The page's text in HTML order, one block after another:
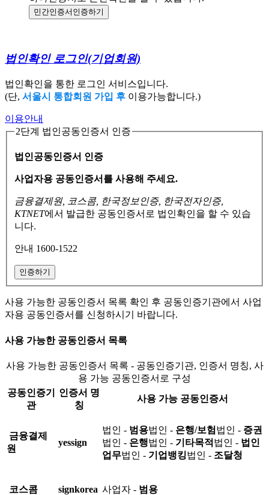
민간인증서 인증하기
법인확인 로그인(기업회원)
법인확인을 통한 로그인 서비스입니다.
(단, 서울시 통합회원 가입 후 이용가능합니다.)
이용안내
2단계 법인공동인증서 인증
법인공동인증서 인증
사업자용 공동인증서를 사용해 주세요.
금융결제원, 코스콤, 한국정보인증, 한국전자인증,
KTNET에서 발급한 공동인증서로 법인확인을 할 수 있습
니다.
안내 1600-1522
인증하기
사용 가능한 공동인증서 목록 확인 후 공동인증기관에서 사업
자용 공동인증서를 신청하시기 바랍니다.
사용 가능한 공동인증서 목록
사용 가능한 공동인증서 목록 - 공동인증기관, 인증서 명칭, 사
용 가능 공동인증서로 구성
공동인증기
관
인증서 명
칭
사용 가능 공동인증서
금융결제
원
yessign
법인 - 범용법인 - 은행/보험 법인 - 증권
법인 - 은행법인 - 기타목적 법인 - 법인
업무법인 - 기업뱅킹법인 - 조달청
코스콤 signkorea 사업자 - 범용